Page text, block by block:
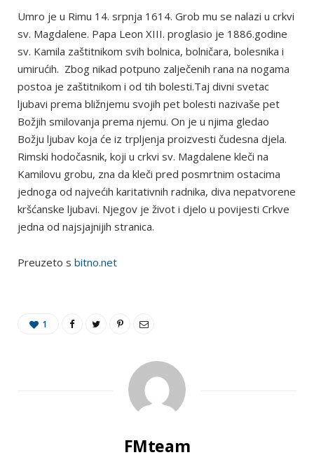
Umro je u Rimu 14. srpnja 1614. Grob mu se nalazi u crkvi
sv. Magdalene. Papa Leon XIII. proglasio je 1886.godine
sv. Kamila zaštitnikom svih bolnica, bolničara, bolesnika i
umirućih. Zbog nikad potpuno zalječenih rana na nogama
postoa je zaštitnikom i od tih bolesti.Taj divni svetac
ljubavi prema bližnjemu svojih pet bolesti nazivaše pet
Božjih smilovanja prema njemu. On je u njima gledao
Božju ljubav koja će iz trpljenja proizvesti čudesna djela.
Rimski hodočasnik, koji u crkvi sv. Magdalene kleči na
Kamilovu grobu, zna da kleči pred posmrtnim ostacima
jednoga od najvećih karitativnih radnika, diva nepatvorene
kršćanske ljubavi. Njegov je život i djelo u povijesti Crkve
jedna od najsjajnijih stranica.
Preuzeto s bitno.net
1
FMteam